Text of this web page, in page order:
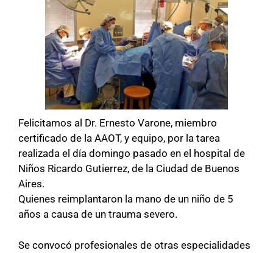
Felicitamos al Dr. Ernesto Varone, miembro
certificado de la AAOT, y equipo, por la tarea
realizada el día domingo pasado en el hospital de
Niños Ricardo Gutierrez, de la Ciudad de Buenos
Aires.
Quienes reimplantaron la mano de un niño de 5
años a causa de un trauma severo.
Se convocó profesionales de otras especialidades